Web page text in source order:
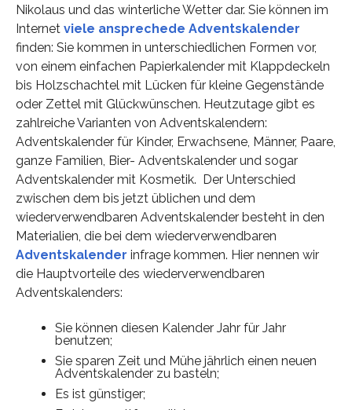
Nikolaus und das winterliche Wetter dar. Sie können im
Internet viele ansprechede Adventskalender
finden: Sie kommen in unterschiedlichen Formen vor,
von einem einfachen Papierkalender mit Klappdeckeln
bis Holzschachtel mit Lücken für kleine Gegenstände
oder Zettel mit Glückwünschen. Heutzutage gibt es
zahlreiche Varianten von Adventskalendern:
Adventskalender für Kinder, Erwachsene, Männer, Paare,
ganze Familien, Bier- Adventskalender und sogar
Adventskalender mit Kosmetik. Der Unterschied
zwischen dem bis jetzt üblichen und dem
wiederverwendbaren Adventskalender besteht in den
Materialien, die bei dem wiederverwendbaren
Adventskalender infrage kommen. Hier nennen wir
die Hauptvorteile des wiederverwendbaren
Adventskalenders:
Sie können diesen Kalender Jahr für Jahr
benutzen;
Sie sparen Zeit und Mühe jährlich einen neuen
Adventskalender zu basteln;
Es ist günstiger;